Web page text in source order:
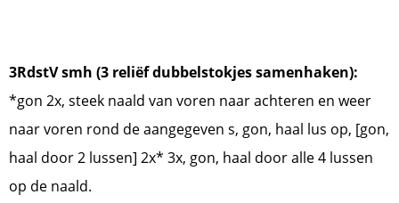
3RdstV smh (3 reliëf dubbelstokjes samenhaken):
*gon 2x, steek naald van voren naar achteren en weer
naar voren rond de aangegeven s, gon, haal lus op, [gon,
haal door 2 lussen] 2x* 3x, gon, haal door alle 4 lussen
op de naald.